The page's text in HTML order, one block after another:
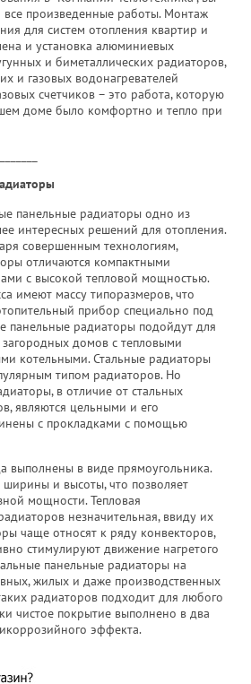
все произведенные работы. Монтаж
для систем отопления квартир и
и установка алюминиевых
и биметаллических радиаторов,
и газовых водонагревателей
счетчиков – это работа, которую
доме было комфортно и тепло при
панельные радиаторы одно из
интересных решений для отопления.
совершенным технологиям,
отличаются компактными
с высокой тепловой мощностью.
имеют массу типоразмеров, что
прибор специально под
панельные радиаторы подойдут для
домов с тепловыми
котельными. Стальные радиаторы
типом радиаторов. Но
в отличие от стальных
являются цельными и его
с прокладками с помощью
выполнены в виде прямоугольника.
и высоты, что позволяет
мощности. Тепловая
незначительная, ввиду их
чаще относят к ряду конвекторов,
стимулируют движение нагретого
панельные радиаторы на
жилых и даже производственных
радиаторов подходит для любого
чистое покрытие выполнено в два
эффекта.